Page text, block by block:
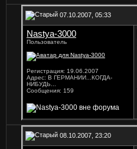
07.10.2007, 05:33
Nastya-3000
Пользователь
Регистрация: 19.06.2007
Адрес: В ГЕРМАНИИ...КОГДА-
НИБУДЬ...
Сообщения: 159
08.10.2007, 23:20